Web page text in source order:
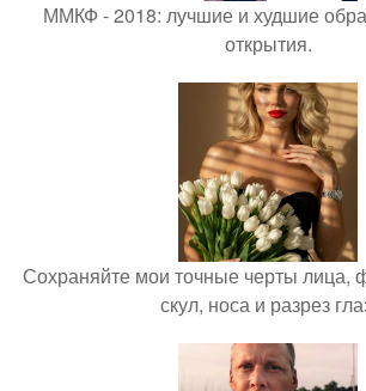
ММКФ - 2018: лучшие и худшие
открытия.
Сохраняйте мои точные черты лица,
скул, носа и разрез